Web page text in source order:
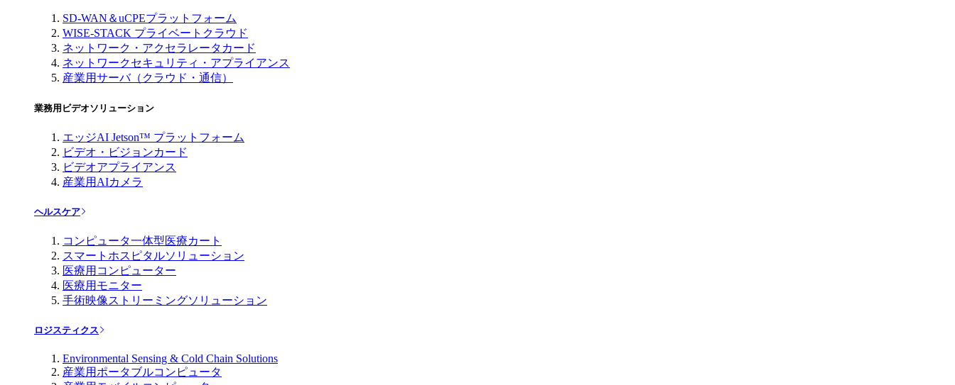
SD-WAN＆uCPEプラットフォーム
WISE-STACK プライベートクラウド
ネットワーク・アクセラレータカード
ネットワークセキュリティ・アプライアンス
産業用サーバ（クラウド・通信）
業務用ビデオソリューション
エッジAI Jetson™ プラットフォーム
ビデオ・ビジョンカード
ビデオアプライアンス
産業用AIカメラ
ヘルスケア
コンピュータ一体型医療カート
スマートホスピタルソリューション
医療用コンピューター
医療用モニター
手術映像ストリーミングソリューション
ロジスティクス
Environmental Sensing & Cold Chain Solutions
産業用ポータブルコンピュータ